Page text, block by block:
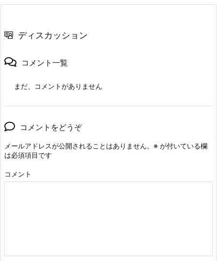
ディスカッション
コメント一覧
まだ、コメントがありません
コメントをどうぞ
メールアドレスが公開されることはありません。 ※ が付いている欄
は必須項目です
コメント